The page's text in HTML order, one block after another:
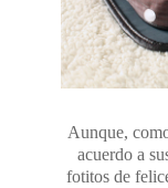
Aunque,
acuerdo a
fotitos de